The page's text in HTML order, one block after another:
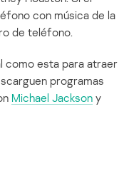
con música de la
de teléfono.
como esta para atraer
programas
Michael Jackson y